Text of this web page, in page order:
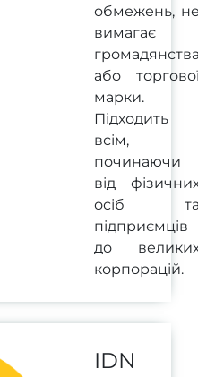
обмежень,
вимагає
або
марки.
Підходить
всім,
починаючи
від
осіб
підприємців
до
корпорацій.
IDN